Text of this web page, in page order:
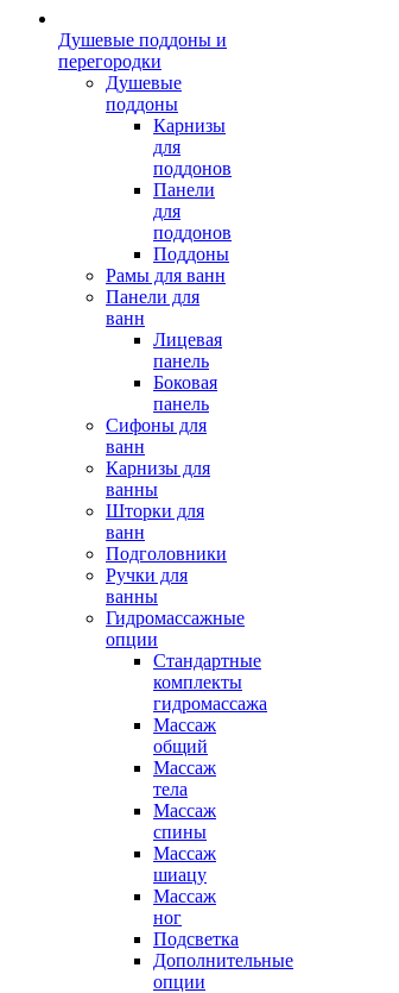
Душевые поддоны и
перегородки
Душевые
поддоны
Карнизы
для
поддонов
Панели
для
поддонов
Поддоны
Рамы для ванн
Панели для
ванн
Лицевая
панель
Боковая
панель
Сифоны для
ванн
Карнизы для
ванны
Шторки для
ванн
Подголовники
Ручки для
ванны
Гидромассажные
опции
Стандартные
комплекты
гидромассажа
Массаж
общий
Массаж
тела
Массаж
спины
Массаж
шиацу
Массаж
ног
Подсветка
Дополнительные
опции